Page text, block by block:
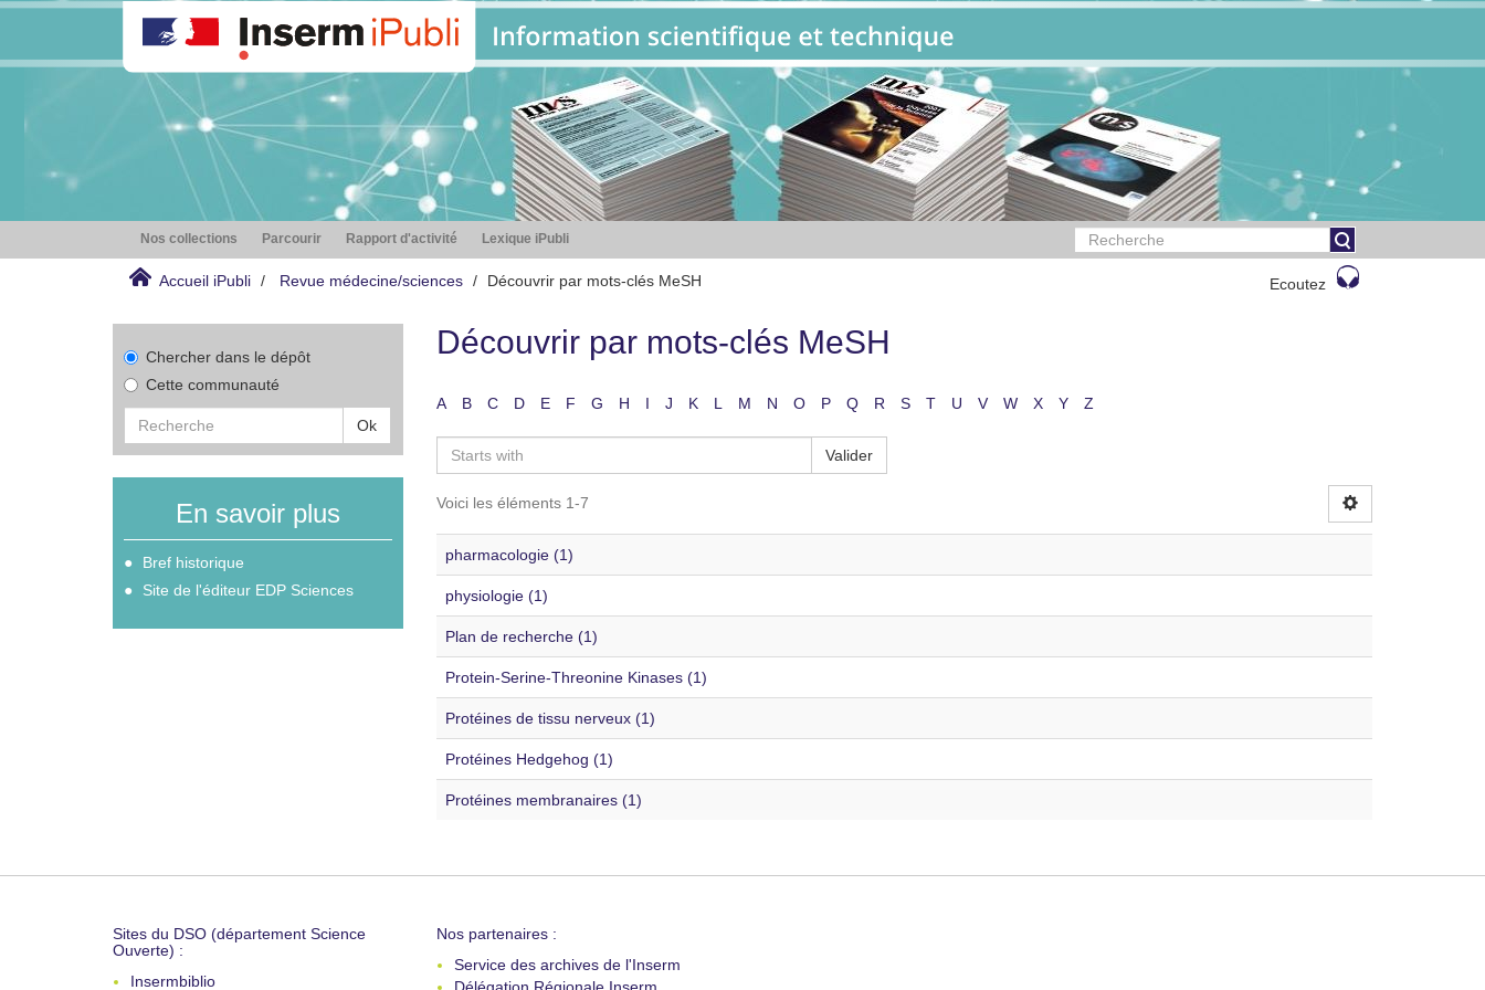
Nos collections Parcourir Rapport d'activité Lexique iPubli
Accueil iPubli Revue médecine/sciences Découvrir par mots-clés MeSH Ecoutez
Chercher dans le dépôt
Cette communauté
Ok
En savoir plus
Bref historique
Site de l'éditeur EDP Sciences
Découvrir par mots-clés MeSH
A B C D E F G H I J K L M N O P Q R S T U V W X Y Z
Valider
Voici les éléments 1-7
pharmacologie (1)
physiologie (1)
Plan de recherche (1)
Protein-Serine-Threonine Kinases (1)
Protéines de tissu nerveux (1)
Protéines Hedgehog (1)
Protéines membranaires (1)
Sites du DSO (département Science
Ouverte) :
Insermbiblio
Nos partenaires :
Service des archives de l'Inserm